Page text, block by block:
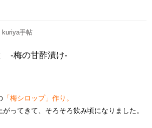
kuriya手帖
-梅の甘酢漬け-
「梅シロップ」作り 。
ってきて、そろそろ飲み頃になりました。